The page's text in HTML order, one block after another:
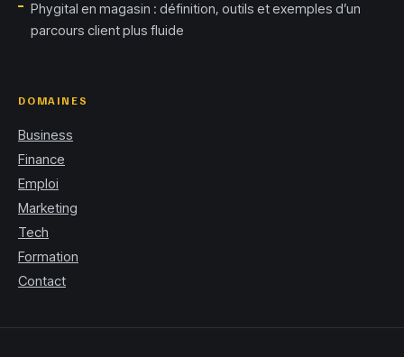
Phygital en magasin : définition, outils et exemples d’un
parcours client plus fluide
DOMAINES
Business
Finance
Emploi
Marketing
Tech
Formation
Contact